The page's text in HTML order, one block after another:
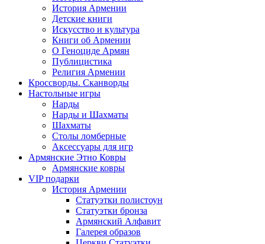
История Армении
Детские книги
Иcкусство и культура
Книги об Армении
О Геноциде Армян
Публицистика
Религия Армении
Кроссворды. Сканворды
Настольные игры
Нарды
Нарды и Шахматы
Шахматы
Столы ломберные
Аксессуары для игр
Армянские Этно Ковры
Армянские ковры
VIP подарки
История Армении
Статуэтки полистоун
Статуэтки бронза
Армянский Алфавит
Галерея образов